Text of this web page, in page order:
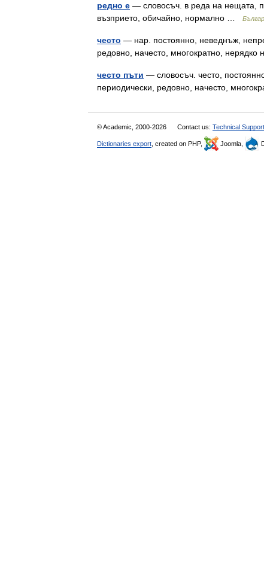
редно е — словосъч. в реда на нещата,
възприето, обичайно, нормално …
често — нар. постоянно, неведнъж,
редовно, начесто, многократно,
често пъти — словосъч. често,
периодически, редовно, начесто,
© Academic, 2000-2026 Contact us: Technical Support
Dictionaries export , created on PHP, Joomla,